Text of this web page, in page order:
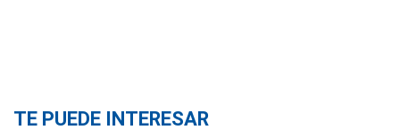
TE PUEDE INTERESAR